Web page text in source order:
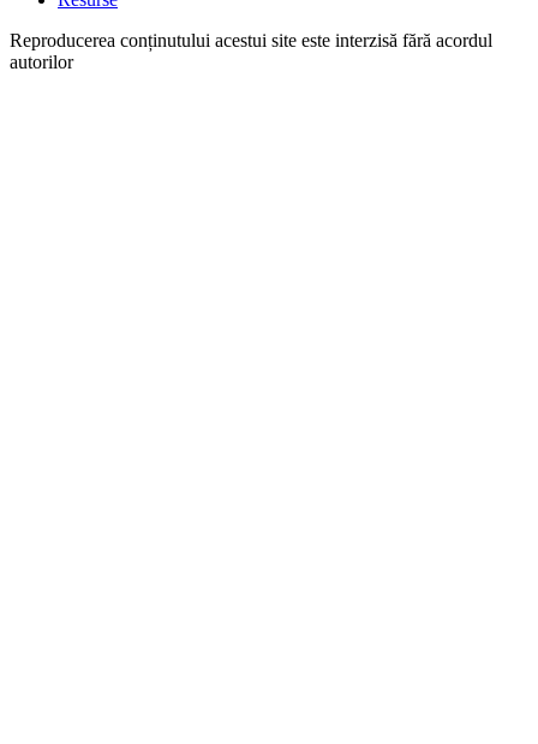
Reproducerea conținutului acestui site este interzisă fără acordul
autorilor